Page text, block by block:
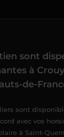
sont
à
de-
sont
avec vos
à Saint-